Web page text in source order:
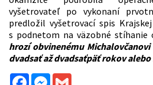
vyšetrovateľ po vykonaní
predložil vyšetrovací spis
s podnetom na väzobné stíhanie
hrozí obvinenému
dvadsať až dvadsaťpäť rokov
FacebookMessenger